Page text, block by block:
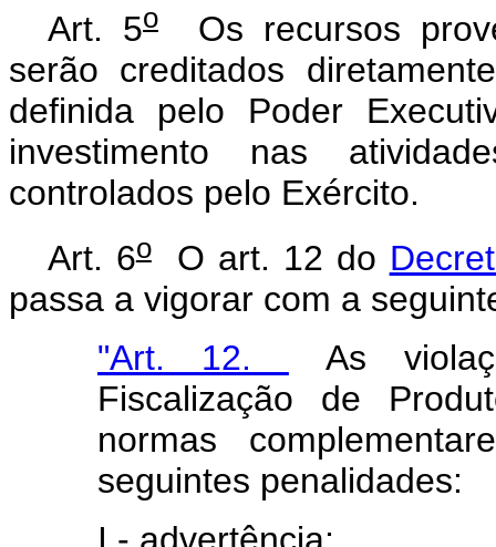
Art. 5o Os recursos
serão creditados
definida pelo Poder
investimento nas
controlados pelo Exército.
Art. 6oO art. 12 do
passa a vigorar com a
"Art. 12.
As
Fiscalização de
normas
seguintes penalidades: